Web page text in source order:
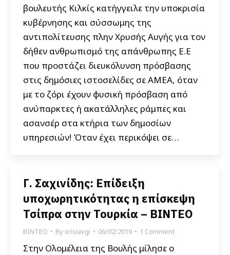
βουλευτής Κιλκίς κατήγγειλε την υποκρισία
κυβέρνησης και σύσσωμης της
αντιπολίτευσης πλην Χρυσής Αυγής για τον
δήθεν ανθρωπισμό της απάνθρωπης Ε.Ε
που προστάζει διευκόλυνση πρόσβασης
στις δημόσιες ιστοσελίδες σε ΑΜΕΑ, όταν
με το ζόρι έχουν φυσική πρόσβαση από
ανύπαρκτες ή ακατάλληλες ράμπες και
ασανσέρ στα κτήρια των δημοσίων
υπηρεσιών! Όταν έχει περικόψει σε…
Γ. Σαχινίδης: Επίδειξη
υποχωρητικότητας η επίσκεψη
Τσίπρα στην Τουρκία – BINTEO
ΒΙΝΤΕΟ Byxrisiavgi 06/02/2019 1 Comment
Στην Ολομέλεια της Βουλής μίλησε ο